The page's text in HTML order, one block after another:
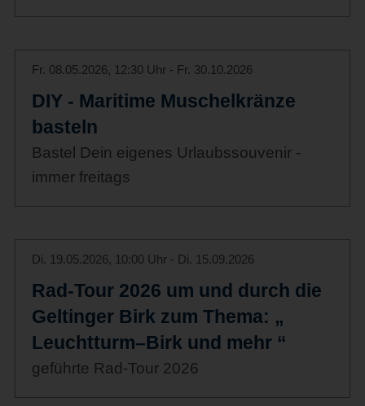
Fr. 08.05.2026, 12:30 Uhr - Fr. 30.10.2026
DIY - Maritime Muschelkränze
basteln
Bastel Dein eigenes Urlaubssouvenir -
immer freitags
Di. 19.05.2026, 10:00 Uhr - Di. 15.09.2026
Rad-Tour 2026 um und durch die
Geltinger Birk zum Thema: „
Leuchtturm–Birk und mehr “
geführte Rad-Tour 2026